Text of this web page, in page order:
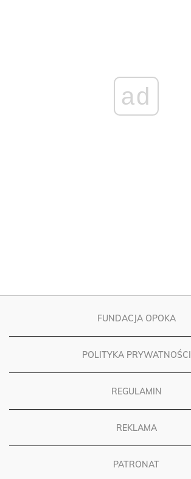
FUNDACJA OPOKA
POLITYKA PRYWATNOŚCI
REGULAMIN
REKLAMA
PATRONAT